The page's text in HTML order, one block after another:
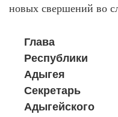
новых свершений во
Глава
Республики
Адыгея
Секретарь
Адыгейского